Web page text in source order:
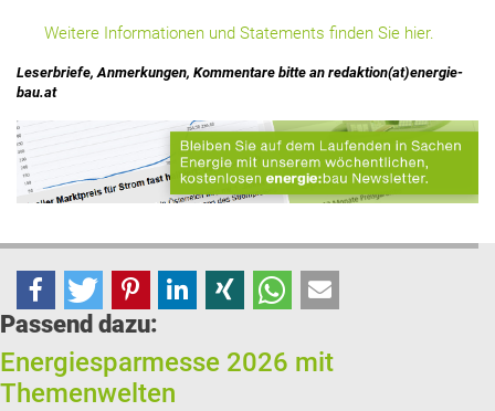
Weitere Informationen und Statements finden Sie hier.
Leserbriefe, Anmerkungen, Kommentare bitte an redaktion(at)energie-
bau.at
Passend dazu:
Energiesparmesse 2026 mit
Themenwelten